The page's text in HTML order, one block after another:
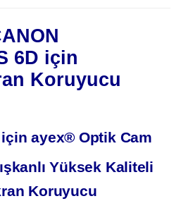
6D için
Koruyucu
ayex® Optik Cam
Yüksek Kaliteli
Koruyucu